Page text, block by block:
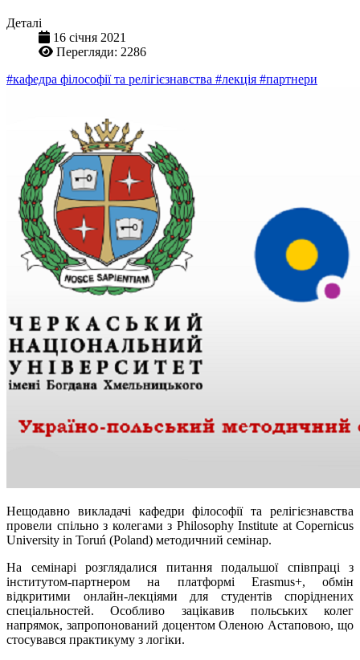
Деталі
16 січня 2021
Перегляди: 2286
#кафедра філософії та релігієзнавства #лекція #партнери
Нещодавно викладачі кафедри філософії та релігієзнавства
провели спільно з колегами з Philosophy Institute at Copernicus
University in Toruń (Poland) методичний семінар.
На семінарі розглядалися питання подальшої співпраці з
інститутом-партнером на платформі Erasmus+, обмін
відкритими онлайн-лекціями для студентів споріднених
спеціальностей. Особливо зацікавив польських колег
напрямок, запропонований доцентом Оленою Астаповою, що
стосувався практикуму з логіки.